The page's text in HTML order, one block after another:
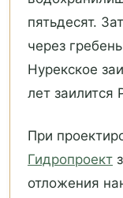
пятьдесят.
через
Нурекское
лет заилится
При
Гидропроект
отложения